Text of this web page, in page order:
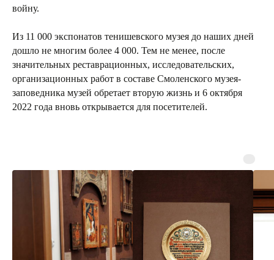
войну.
Из 11 000 экспонатов тенишевского музея до наших дней
дошло не многим более 4 000. Тем не менее, после
значительных реставрационных, исследовательских,
организационных работ в составе Смоленского музея-
заповедника музей обретает вторую жизнь и 6 октября
2022 года вновь открывается для посетителей.
Доставка и оплата
Обмен и возврат
Реквизиты
Готовые маршруты
Энциклопедия
Поддержать проект
Можете нас поддержать
то вы можете пожертвовать любую сумму